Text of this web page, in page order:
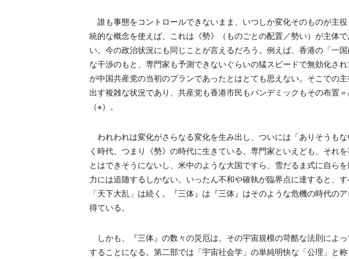
誰も事態をコントロールできないまま、いつしか変化そのものが主
統的な概念を使えば、これは《勢》（ものごとの配置／勢い）が主体
い。今の政治状況にも同じことが言えるだろう。例えば、香港の「一
な干渉のもと、専門家も予測できないぐらいの猛スピードで無効化さ
が中国共産党の当初のプランであったとはとても思えない。そこでの
出す複雑な状況であり、共産党も香港市民もパンデミックもその布置
（※）。
われわれは変化がさらなる変化を生み出し、ついには「ありそうも
く時代、つまり《勢》の時代に生きている。専門家といえども、それ
とはできそうにないし、米中のような大国ですら、雪だるま式に自ら
力には追随するしかない。いったん不和や確執が臨界点に達すると、
「天下大乱」は続く。『三体』は『三体』はそのような危機の時代の
得ている。
しかも、『三体』の数々の災厄は、その宇宙規模の苛酷な法則によ
することになる。第二部では「宇宙社会学」の単純明快な「公理」と